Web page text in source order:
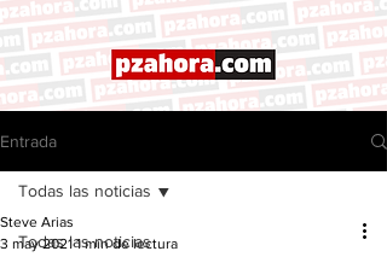
Entrada
Todas las noticias
Todas las noticias
Steve Arias
3 may 2021 1 min de lectura